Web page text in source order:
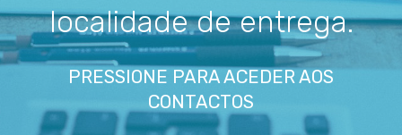
localidade de entrega.
PRESSIONE PARA ACEDER AOS
CONTACTOS